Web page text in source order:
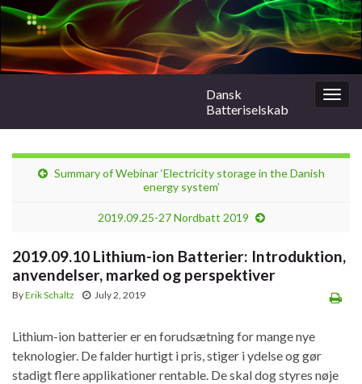
Dansk
Batteriselskab
Summary of Webinar ‘Electricity storage in the Danish
energy system’
2019.09.25-27 Nordbatt 2019
2019.09.10 Lithium-ion Batterier: Introduktion,
anvendelser, marked og perspektiver
ByErik Schaltz July 2, 2019
Lithium-ion batterier er en forudsætning for mange nye
teknologier. De falder hurtigt i pris, stiger i ydelse og gør
stadigt flere applikationer rentable. De skal dog styres nøje